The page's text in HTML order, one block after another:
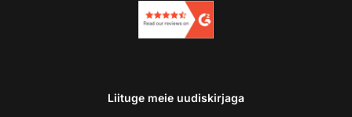
Liituge meie uudiskirjaga